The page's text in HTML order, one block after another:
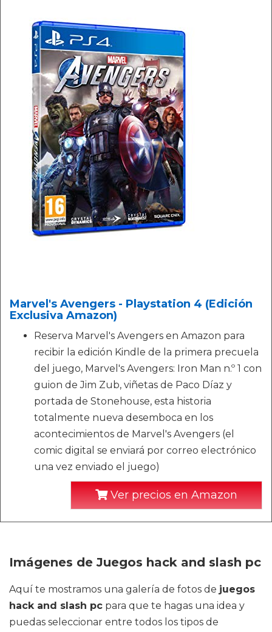
Marvel's Avengers - Playstation 4 (Edición
Exclusiva Amazon)
Reserva Marvel's Avengers en Amazon para
recibir la edición Kindle de la primera precuela
del juego, Marvel's Avengers: Iron Man n.º 1 con
guion de Jim Zub, viñetas de Paco Díaz y
portada de Stonehouse, esta historia
totalmente nueva desemboca en los
acontecimientos de Marvel's Avengers (el
comic digital se enviará por correo electrónico
una vez enviado el juego)
Ver precios en Amazon
Imágenes de Juegos hack and slash pc
Aquí te mostramos una galería de fotos de juegos
hack and slash pc para que te hagas una idea y
puedas seleccionar entre todos los tipos de